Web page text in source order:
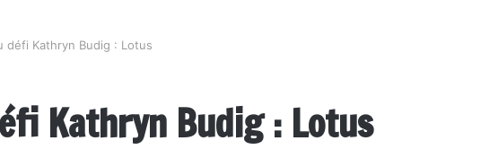
défi Kathryn Budig : Lotus
Kathryn Budig : Lotus